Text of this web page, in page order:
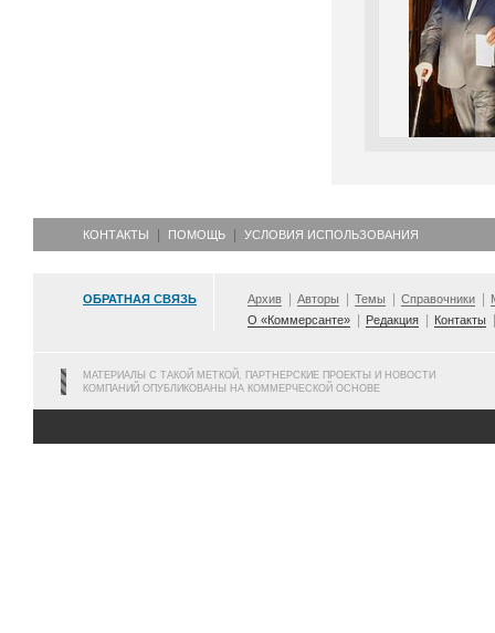
КОНТАКТЫ ПОМОЩЬ УСЛОВИЯ ИСПОЛЬЗОВАНИЯ
ОБРАТНАЯ СВЯЗЬ Архив Авторы Темы Справочники
О «Коммерсанте»
Редакция Контакты
МАТЕРИАЛЫ С ТАКОЙ МЕТКОЙ, ПАРТНЕРСКИЕ ПРОЕКТЫ И НОВОСТИ
КОМПАНИЙ ОПУБЛИКОВАНЫ НА КОММЕРЧЕСКОЙ ОСНОВЕ